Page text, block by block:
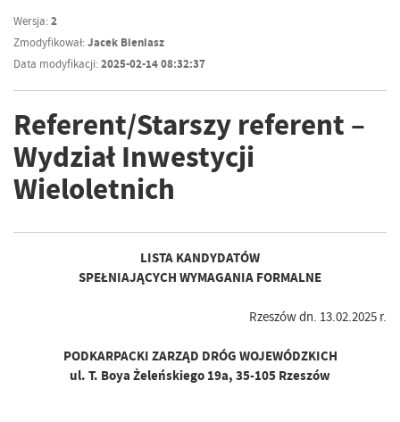
Wersja:2
Zmodyfikował:Jacek Bieniasz
Data modyfikacji:2025-02-14 08:32:37
Referent/Starszy referent –
Wydział Inwestycji
Wieloletnich
LISTA KANDYDATÓW
SPEŁNIAJĄCYCH WYMAGANIA FORMALNE
Rzeszów dn. 13.02.2025 r.
PODKARPACKI ZARZĄD DRÓG WOJEWÓDZKICH
ul. T. Boya Żeleńskiego 19a, 35-105 Rzeszów